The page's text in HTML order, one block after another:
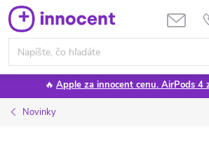
Prejsť
na
obsah
🔥 Apple za innocent cenu. AirPods 4
Novinky